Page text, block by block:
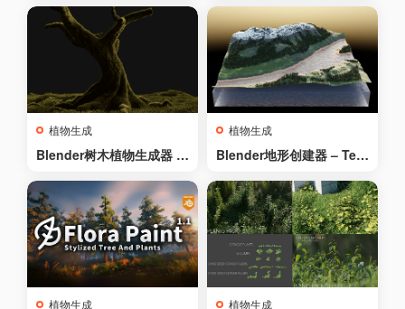
v2.0.2
植物生成
Blender树木植物生成器 –
植物生成
Blender地形创建器 – Terr
植物生成 植物生成